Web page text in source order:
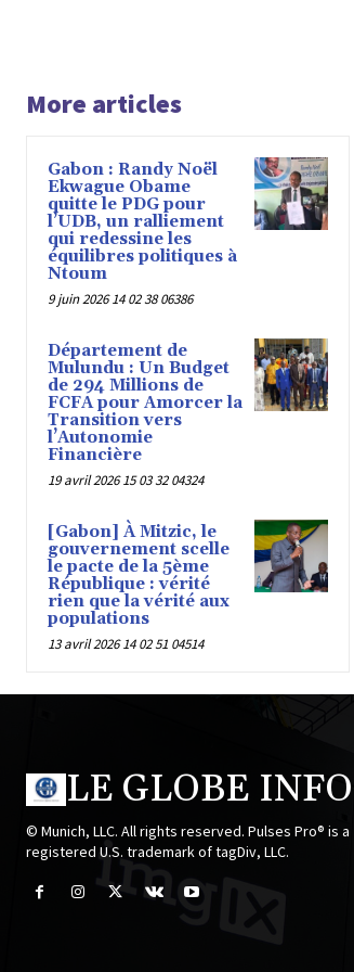
More articles
Gabon : Randy Noël
Ekwague Obame
quitte le PDG pour
l’UDB, un ralliement
qui redessine les
équilibres politiques à
Ntoum
9 juin 2026 14 02 38 06386
Département de
Mulundu : Un Budget
de 294 Millions de
FCFA pour Amorcer la
Transition vers
l’Autonomie
Financière
19 avril 2026 15 03 32 04324
[Gabon] À Mitzic, le
gouvernement scelle
le pacte de la 5ème
République : vérité
rien que la vérité aux
populations
13 avril 2026 14 02 51 04514
LE GLOBE INFO
© Munich, LLC. All rights reserved. Pulses Pro® is a
registered U.S. trademark of tagDiv, LLC.